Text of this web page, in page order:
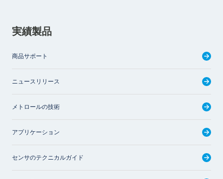
実績製品
商品サポート
ニュースリリース
メトロールの技術
アプリケーション
センサのテクニカルガイド